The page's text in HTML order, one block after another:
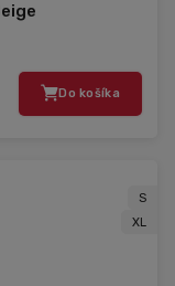
Do košíka
S
XL